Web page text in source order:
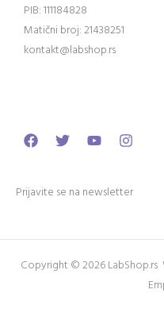
PIB: 111184828
Matični broj: 21438251
kontakt@labshop.rs
Facebook
TwitterYoutube
Prijavite se na newsletter
Copyright © 2026 LabShop.rs